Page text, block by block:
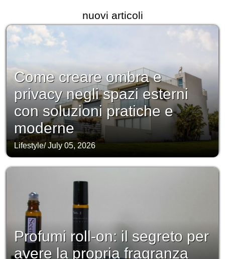
nuovi articoli
Come creare ombra e
privacy negli spazi esterni
con soluzioni pratiche e
moderne
Lifestyle/July 05, 2026
Profumi roll-on: il segreto per
avere la propria fragranza